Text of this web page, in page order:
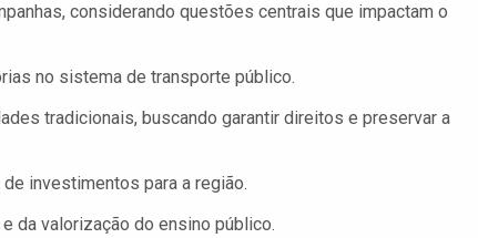
considerando questões centrais que impactam o
no sistema de transporte público.
tradicionais, buscando garantir direitos e preservar a
investimentos para a região.
da valorização do ensino público.